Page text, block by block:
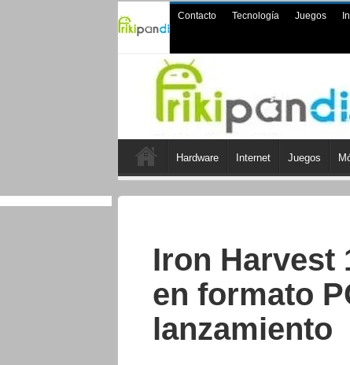
Contacto Tecnología Juegos
Hardware Internet Juegos
Iron Harvest
en formato
lanzamiento